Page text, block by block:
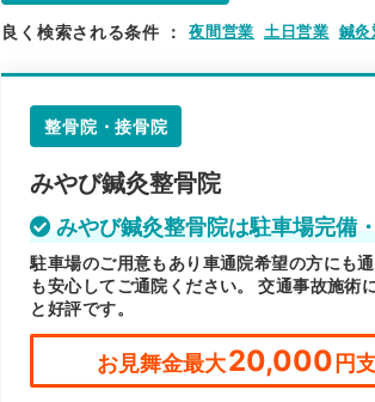
良く検索される条件 ： 夜間営業 土日営業 鍼灸
整骨院・接骨院
みやび鍼灸整骨院
みやび鍼灸整骨院は駐車場完備
駐車場のご用意もあり車通院希望の方にも
も安心してご通院ください。 交通事故施
と好評です。
お見舞金最大20,000円